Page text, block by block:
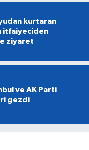
kurtaran
itfaiyeciden
ziyaret
ve AK Parti
gezdi